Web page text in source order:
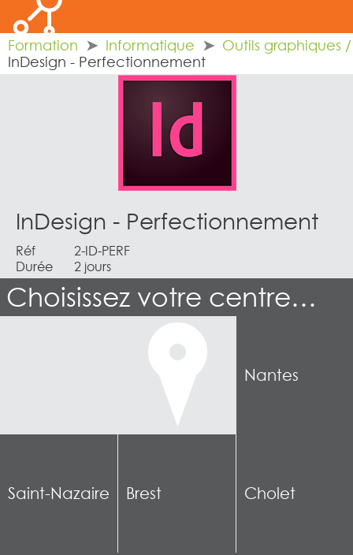
Formation Informatique
Outils graphiques
InDesign - Perfectionnement
InDesign - Perfectionnement
Réf
2-ID-PERF
Durée
2 jours
Choisissez votre centre…
Nantes
Saint-Nazaire Brest Cholet